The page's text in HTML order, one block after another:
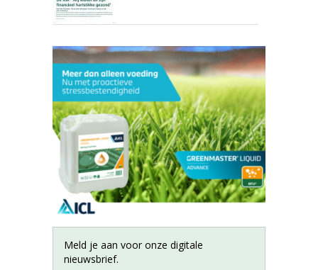
Meld je aan voor onze digitale
nieuwsbrief.